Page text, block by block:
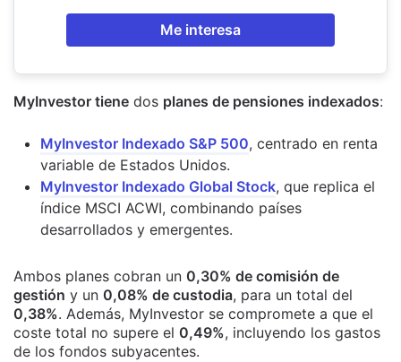
Me interesa
MyInvestor tiene dos planes de pensiones indexados:
MyInvestor Indexado S&P 500, centrado en renta
variable de Estados Unidos.
MyInvestor Indexado Global Stock, que replica el
índice MSCI ACWI, combinando países
desarrollados y emergentes.
Ambos planes cobran un 0,30% de comisión de
gestión y un 0,08% de custodia, para un total del
0,38%. Además, MyInvestor se compromete a que el
coste total no supere el 0,49%, incluyendo los gastos
de los fondos subyacentes.